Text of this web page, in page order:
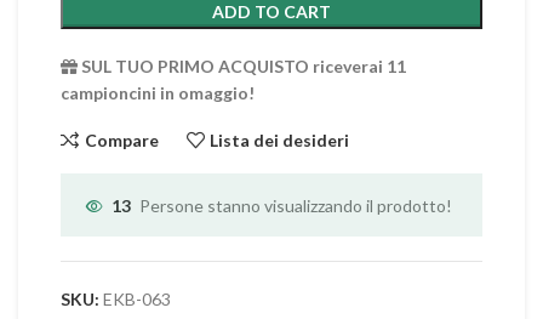
ADD TO CART
SUL TUO PRIMO ACQUISTO riceverai 11
campioncini in omaggio!
Compare Lista dei desideri
13 Persone stanno visualizzando il prodotto!
SKU: EKB-063